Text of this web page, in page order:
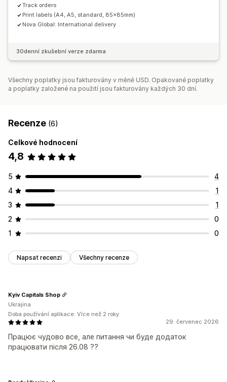
Track orders
Print labels (A4, A5, standard, 85×85mm)
Nova Global: International delivery
30denní zkušební verze zdarma
Všechny poplatky jsou fakturovány v měně USD. Opakované poplatky
a poplatky založené na použití jsou fakturovány každých 30 dní.
Recenze (6)
Celkové hodnocení
4,8
5
4
4
1
3
1
2
0
1
0
Napsat recenzi Všechny recenze
29. červenec 2026
Працює чудово все, але питання чи буде додаток
працювати після 26.08 ??
Kyiv Capitals Shop
Ukrajina
Doba používání aplikace: Více než 2 roky